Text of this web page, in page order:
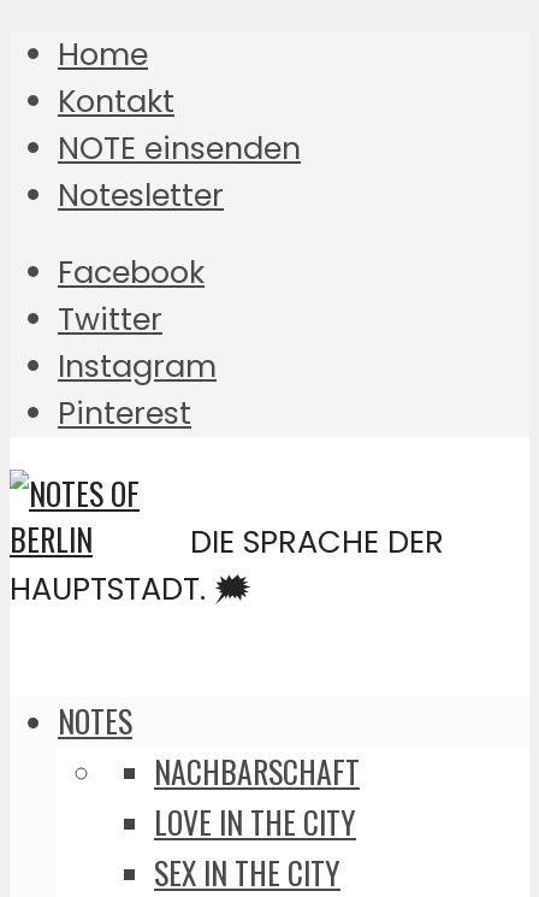
Home
Kontakt
NOTE einsenden
Notesletter
Facebook
Twitter
Instagram
Pinterest
DIE SPRACHE DER
HAUPTSTADT. 🗯️
NOTES
NACHBARSCHAFT
LOVE IN THE CITY
SEX IN THE CITY